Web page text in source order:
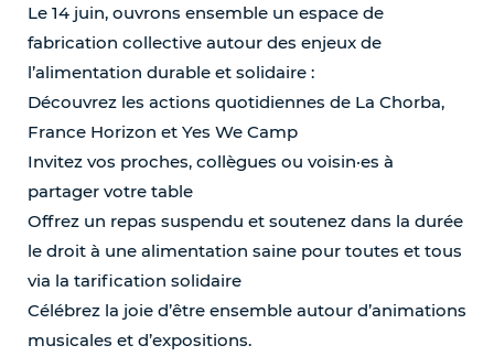
Le 14 juin, ouvrons ensemble un espace de
fabrication collective autour des enjeux de
l’alimentation durable et solidaire :
Découvrez les actions quotidiennes de La Chorba,
France Horizon et Yes We Camp
Invitez vos proches, collègues ou voisin·es à
partager votre table
Offrez un repas suspendu et soutenez dans la durée
le droit à une alimentation saine pour toutes et tous
via la tarification solidaire
Célébrez la joie d’être ensemble autour d’animations
musicales et d’expositions.